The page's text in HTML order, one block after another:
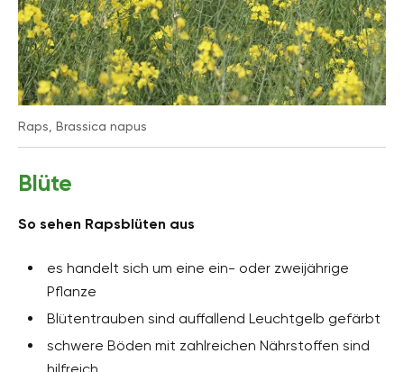
Raps, Brassica napus
Blüte
So sehen Rapsblüten aus
es handelt sich um eine ein- oder zweijährige
Pflanze
Blütentrauben sind auffallend Leuchtgelb gefärbt
schwere Böden mit zahlreichen Nährstoffen sind